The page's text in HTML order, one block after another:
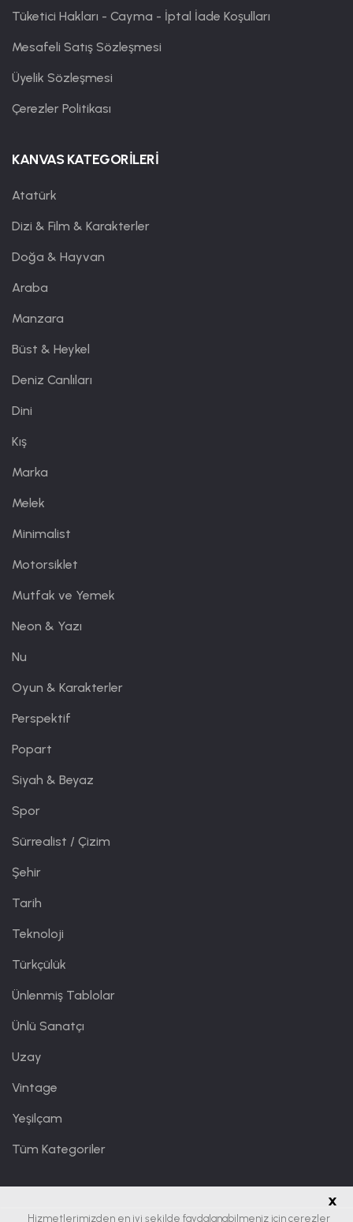
Tüketici Hakları - Cayma - İptal İade Koşulları
Mesafeli Satış Sözleşmesi
Üyelik Sözleşmesi
Çerezler Politikası
KANVAS KATEGORİLERİ
Atatürk
Dizi & Film & Karakterler
Doğa & Hayvan
Araba
Manzara
Büst & Heykel
Deniz Canlıları
Dini
Kış
Marka
Melek
Minimalist
Motorsiklet
Mutfak ve Yemek
Neon & Yazı
Nu
Oyun & Karakterler
Perspektif
Popart
Siyah & Beyaz
Spor
Sürrealist / Çizim
Şehir
Tarih
Teknoloji
Türkçülük
Ünlenmiş Tablolar
Ünlü Sanatçı
Uzay
Vintage
Yeşilçam
Tüm Kategoriler
x
Hizmetlerimizden en iyi şekilde faydalanabilmeniz için çerezler